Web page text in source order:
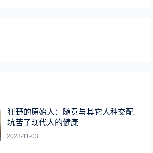
狂野的原始人：随意与其它人种交配
坑苦了现代人的健康
2023-11-03